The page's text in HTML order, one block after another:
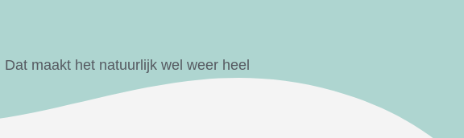
maakt het natuurlijk wel weer heel